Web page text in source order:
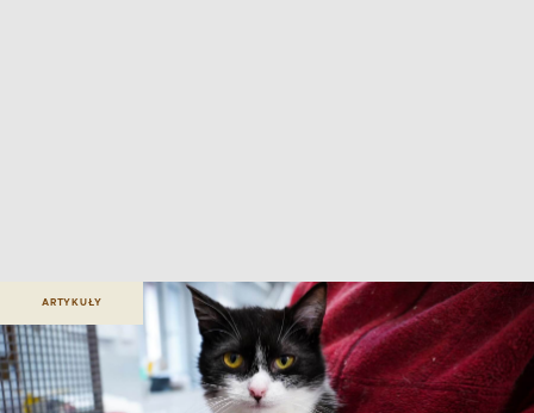
ARTYKUŁY